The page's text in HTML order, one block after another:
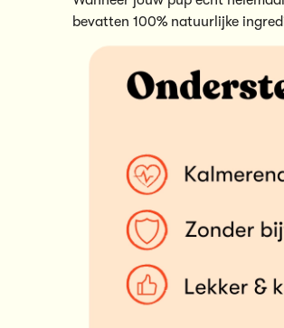
bevatten 100% natuurlijke